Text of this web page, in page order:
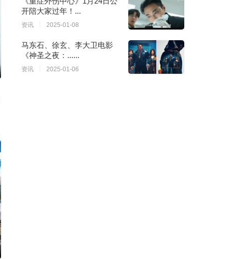
开陪大家过年！...
资讯 2025-01-08
马东石、徐玄、李大卫电影
《神圣之夜：......
资讯 2025-01-06